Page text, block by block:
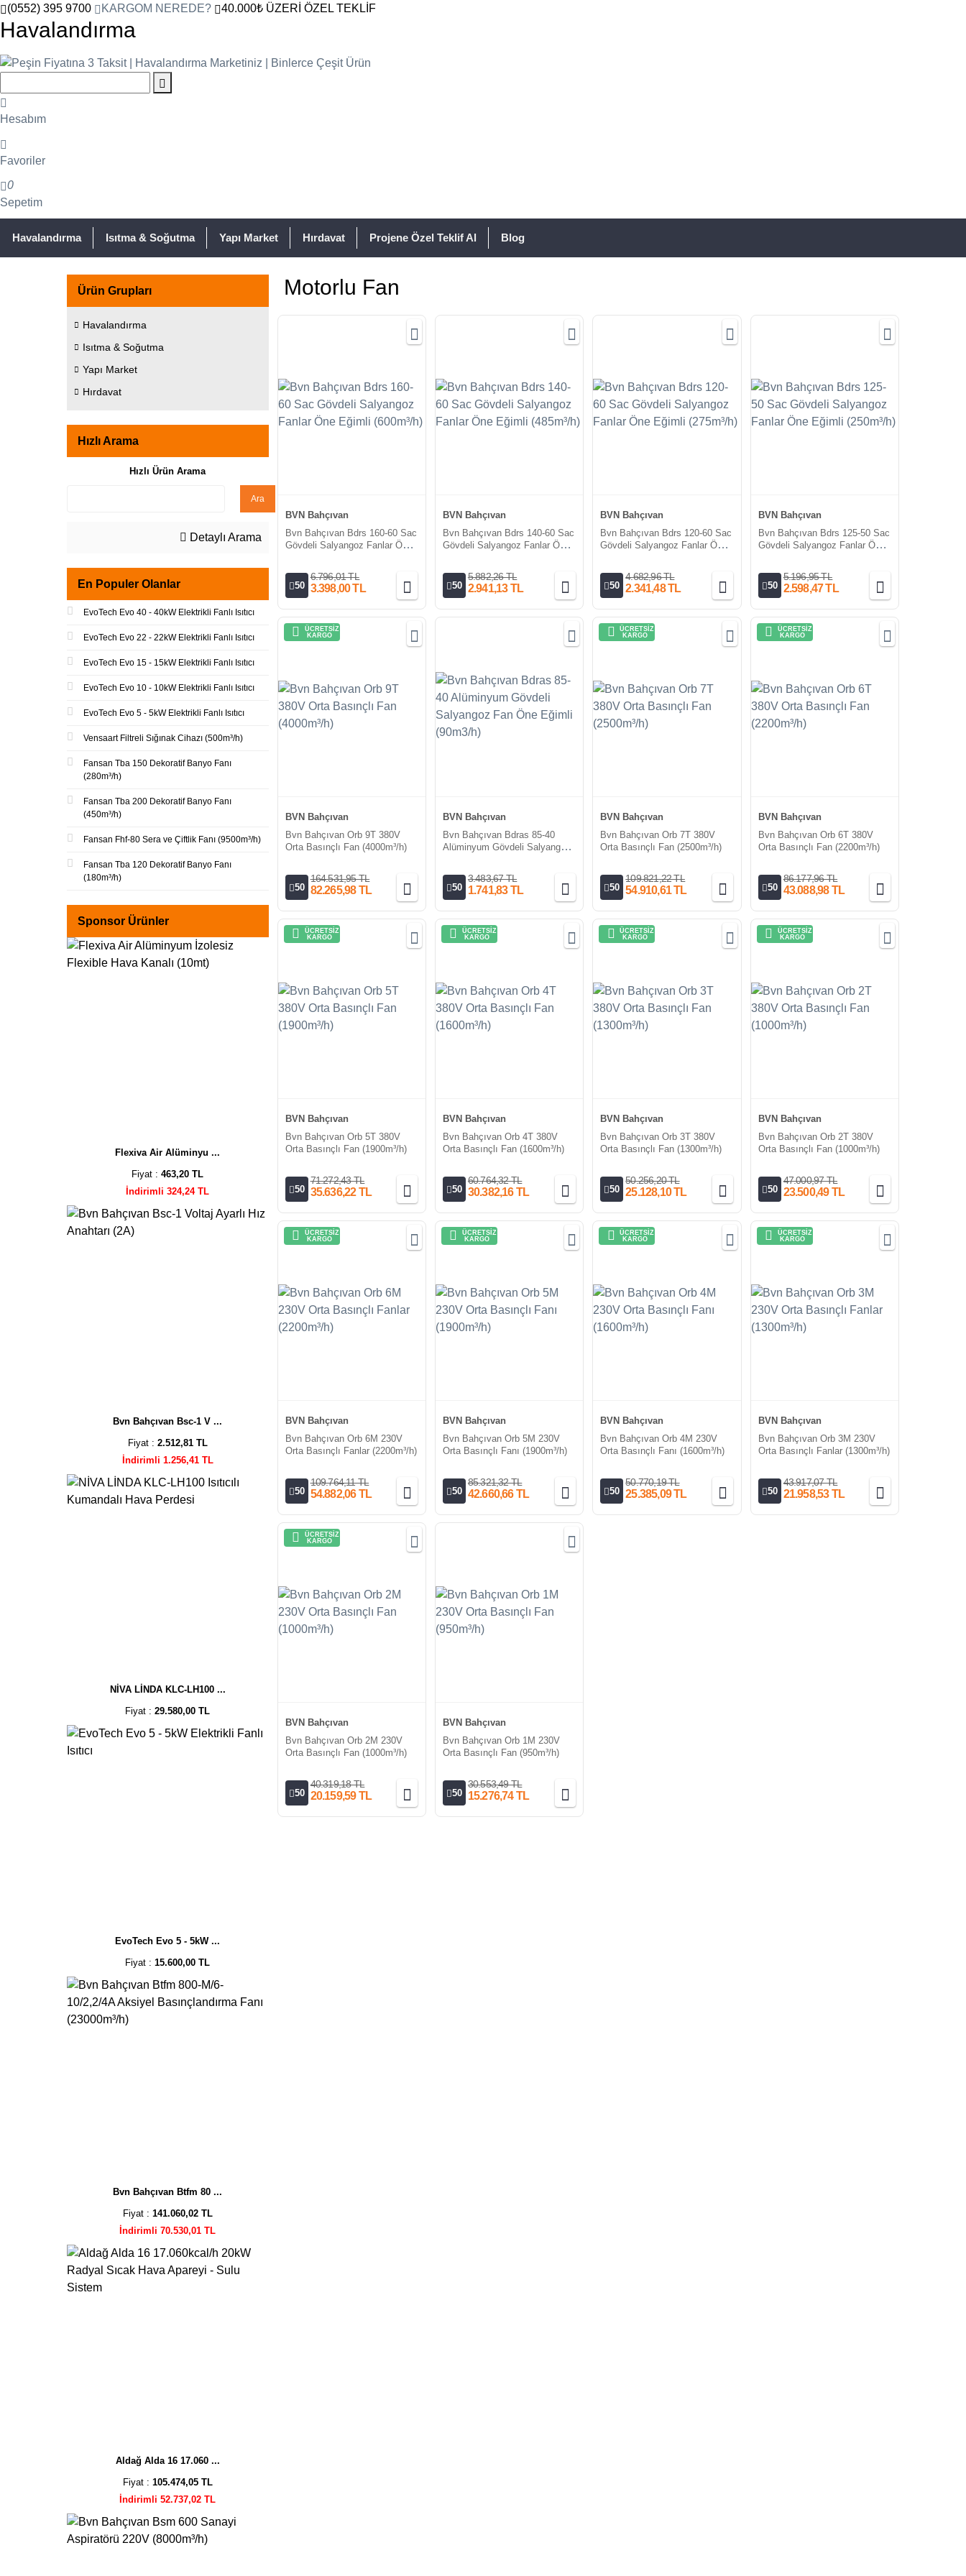
(0552) 395 9700 KARGOM NEREDE? 40.000₺ ÜZERİ ÖZEL TEKLİF
Havalandırma
Hesabım
Favoriler
0
Sepetim
Havalandırma Isıtma & Soğutma Yapı Market Hırdavat Projene Özel Teklif Al Blog
Ürün Grupları
Havalandırma
Isıtma & Soğutma
Yapı Market
Hırdavat
Hızlı Arama
Hızlı Ürün Arama
Ara
Detaylı Arama
En Populer Olanlar
EvoTech Evo 40 - 40kW Elektrikli Fanlı Isıtıcı
EvoTech Evo 22 - 22kW Elektrikli Fanlı Isıtıcı
EvoTech Evo 15 - 15kW Elektrikli Fanlı Isıtıcı
EvoTech Evo 10 - 10kW Elektrikli Fanlı Isıtıcı
EvoTech Evo 5 - 5kW Elektrikli Fanlı Isıtıcı
Vensaart Filtreli Sığınak Cihazı (500m³/h)
Fansan Tba 150 Dekoratif Banyo Fanı
(280m³/h)
Fansan Tba 200 Dekoratif Banyo Fanı
(450m³/h)
Fansan Fhf-80 Sera ve Çiftlik Fanı (9500m³/h)
Fansan Tba 120 Dekoratif Banyo Fanı
(180m³/h)
Sponsor Ürünler
Flexiva Air Alüminyu ...
Fiyat :463,20 TL
İndirimli 324,24 TL
Bvn Bahçıvan Bsc-1 V ...
Fiyat : 2.512,81 TL
İndirimli 1.256,41 TL
NİVA LİNDA KLC-LH100 ...
Fiyat :29.580,00 TL
EvoTech Evo 5 - 5kW ...
Fiyat :15.600,00 TL
Bvn Bahçıvan Btfm 80 ...
Fiyat : 141.060,02 TL
İndirimli 70.530,01 TL
Aldağ Alda 16 17.060 ...
Fiyat : 105.474,05 TL
İndirimli 52.737,02 TL
Motorlu Fan
BVN Bahçıvan
Bvn Bahçıvan Bdrs 160-60 Sac
Gövdeli Salyangoz Fanlar Öne
50
6.796,01 TL
3.398,00 TL
BVN Bahçıvan
Bvn Bahçıvan Bdrs 140-60 Sac
Gövdeli Salyangoz Fanlar Öne
50
5.882,26 TL
2.941,13 TL
BVN Bahçıvan
Bvn Bahçıvan Bdrs 120-60 Sac
Gövdeli Salyangoz Fanlar Öne
50
4.682,96 TL
2.341,48 TL
BVN Bahçıvan
Bvn Bahçıvan Bdrs 125-50 Sac
Gövdeli Salyangoz Fanlar Öne
50
5.196,95 TL
2.598,47 TL
ÜCRETSİZ
KARGO
BVN Bahçıvan
Bvn Bahçıvan Orb 9T 380V
Orta Basınçlı Fan (4000m³/h)
50
164.531,95 TL
82.265,98 TL
BVN Bahçıvan
Bvn Bahçıvan Bdras 85-40
Alüminyum Gövdeli Salyangoz
50
3.483,67 TL
1.741,83 TL
ÜCRETSİZ
KARGO
BVN Bahçıvan
Bvn Bahçıvan Orb 7T 380V
Orta Basınçlı Fan (2500m³/h)
50
109.821,22 TL
54.910,61 TL
ÜCRETSİZ
KARGO
BVN Bahçıvan
Bvn Bahçıvan Orb 6T 380V
Orta Basınçlı Fan (2200m³/h)
50
86.177,96 TL
43.088,98 TL
ÜCRETSİZ
KARGO
BVN Bahçıvan
Bvn Bahçıvan Orb 5T 380V
Orta Basınçlı Fan (1900m³/h)
50
71.272,43 TL
35.636,22 TL
ÜCRETSİZ
KARGO
BVN Bahçıvan
Bvn Bahçıvan Orb 4T 380V
Orta Basınçlı Fan (1600m³/h)
50
60.764,32 TL
30.382,16 TL
ÜCRETSİZ
KARGO
BVN Bahçıvan
Bvn Bahçıvan Orb 3T 380V
Orta Basınçlı Fan (1300m³/h)
50
50.256,20 TL
25.128,10 TL
ÜCRETSİZ
KARGO
BVN Bahçıvan
Bvn Bahçıvan Orb 2T 380V
Orta Basınçlı Fan (1000m³/h)
50
47.000,97 TL
23.500,49 TL
ÜCRETSİZ
KARGO
BVN Bahçıvan
Bvn Bahçıvan Orb 6M 230V
Orta Basınçlı Fanlar (2200m³/h)
50
109.764,11 TL
54.882,06 TL
ÜCRETSİZ
KARGO
BVN Bahçıvan
Bvn Bahçıvan Orb 5M 230V
Orta Basınçlı Fanı (1900m³/h)
50
85.321,32 TL
42.660,66 TL
ÜCRETSİZ
KARGO
BVN Bahçıvan
Bvn Bahçıvan Orb 4M 230V
Orta Basınçlı Fanı (1600m³/h)
50
50.770,19 TL
25.385,09 TL
ÜCRETSİZ
KARGO
BVN Bahçıvan
Bvn Bahçıvan Orb 3M 230V
Orta Basınçlı Fanlar (1300m³/h)
50
43.917,07 TL
21.958,53 TL
ÜCRETSİZ
KARGO
BVN Bahçıvan
Bvn Bahçıvan Orb 2M 230V
Orta Basınçlı Fan (1000m³/h)
50
40.319,18 TL
20.159,59 TL
BVN Bahçıvan
Bvn Bahçıvan Orb 1M 230V
Orta Basınçlı Fan (950m³/h)
50
30.553,49 TL
15.276,74 TL